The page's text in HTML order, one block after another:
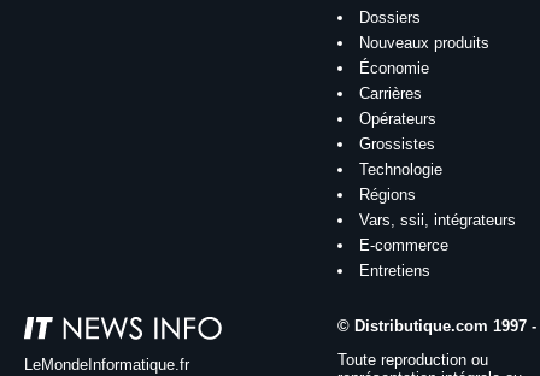
Dossiers
Nouveaux produits
Économie
Carrières
Opérateurs
Grossistes
Technologie
Régions
Vars, ssii, intégrateurs
E-commerce
Entretiens
LeMondeInformatique.fr
© Distributique.com 1997 -
Toute reproduction ou